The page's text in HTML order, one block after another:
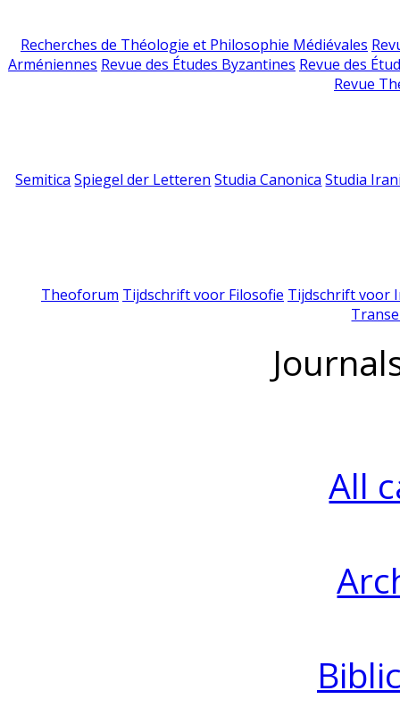
Recherches de Théologie et Philosophie Médiévales
Arméniennes Revue des Études Byzantines Revue des
Revue
Semitica Spiegel der Letteren Studia Canonica Studia
Theoforum Tijdschrift voor Filosofie Tijdschrift voor
All